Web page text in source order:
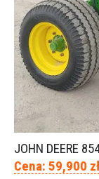
JOHN DEERE
Cena: 59,900 zł